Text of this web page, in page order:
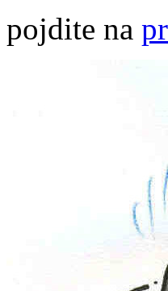
pojdite na